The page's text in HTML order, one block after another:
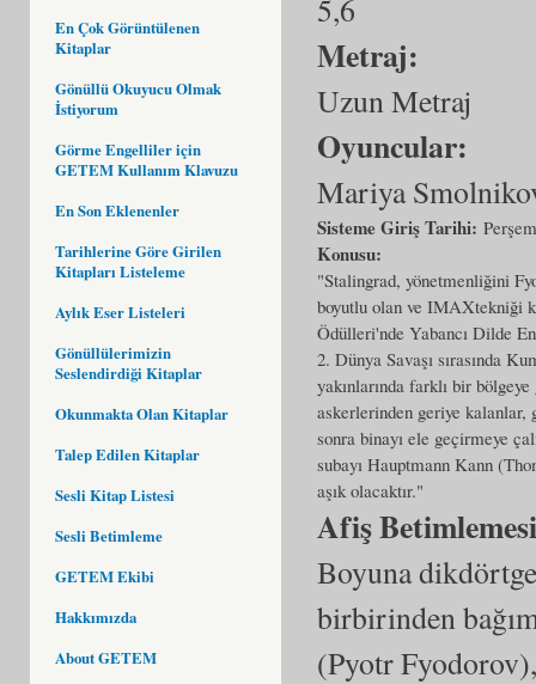
En Çok Görüntülenen
Kitaplar
Gönüllü Okuyucu Olmak
İstiyorum
Görme Engelliler için
GETEM Kullanım Klavuzu
En Son Eklenenler
Tarihlerine Göre Girilen
Kitapları Listeleme
Aylık Eser Listeleri
Gönüllülerimizin
Seslendirdiği Kitaplar
Okunmakta Olan Kitaplar
Talep Edilen Kitaplar
Sesli Kitap Listesi
Sesli Betimleme
GETEM Ekibi
Hakkımızda
About GETEM
5,6
Metraj:
Uzun Metraj
Oyuncular:
Mariya
Sisteme Giriş Tarihi:
Konusu:
"Stalingrad, yönetmenliğini
boyutlu olan ve IMAXtekniği
Ödülleri'nde Yabancı Dilde
2. Dünya Savaşı sırasında
yakınlarında farklı bir
askerlerinden geriye
sonra binayı ele geçirmeye
subayı Hauptmann Kann
aşık olacaktır."
Afiş
Boyuna
birbirinden
(Pyotr